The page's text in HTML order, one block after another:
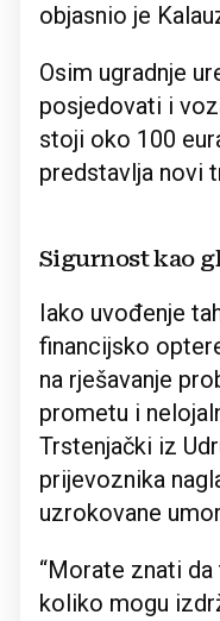
objasnio je
Osim ugradnje
posjedovati i
stoji oko 100
predstavlja novi
Sigurnost kao
Iako uvođenje
financijsko
na rješavanje
prometu i
Trstenjački iz
prijevoznika
uzrokovane
“Morate znati
koliko mogu